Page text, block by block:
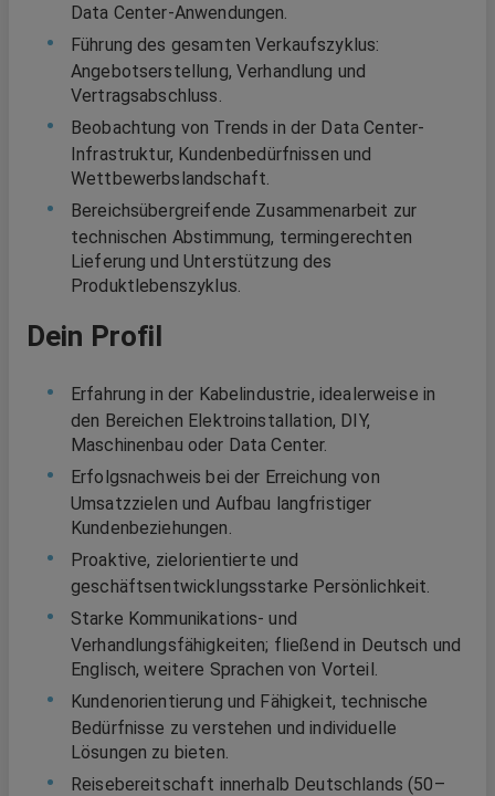
Data Center-Anwendungen.
Führung des gesamten Verkaufszyklus:
Angebotserstellung, Verhandlung und
Vertragsabschluss.
Beobachtung von Trends in der Data Center-
Infrastruktur, Kundenbedürfnissen und
Wettbewerbslandschaft.
Bereichsübergreifende Zusammenarbeit zur
technischen Abstimmung, termingerechten
Lieferung und Unterstützung des
Produktlebenszyklus.
Dein Profil
Erfahrung in der Kabelindustrie, idealerweise in
den Bereichen Elektroinstallation, DIY,
Maschinenbau oder Data Center.
Erfolgsnachweis bei der Erreichung von
Umsatzzielen und Aufbau langfristiger
Kundenbeziehungen.
Proaktive, zielorientierte und
geschäftsentwicklungsstarke Persönlichkeit.
Starke Kommunikations- und
Verhandlungsfähigkeiten; fließend in Deutsch und
Englisch, weitere Sprachen von Vorteil.
Kundenorientierung und Fähigkeit, technische
Bedürfnisse zu verstehen und individuelle
Lösungen zu bieten.
Reisebereitschaft innerhalb Deutschlands (50–